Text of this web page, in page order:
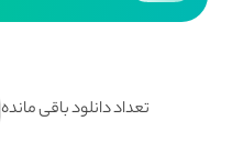
تعداد دانلود باقی مانده